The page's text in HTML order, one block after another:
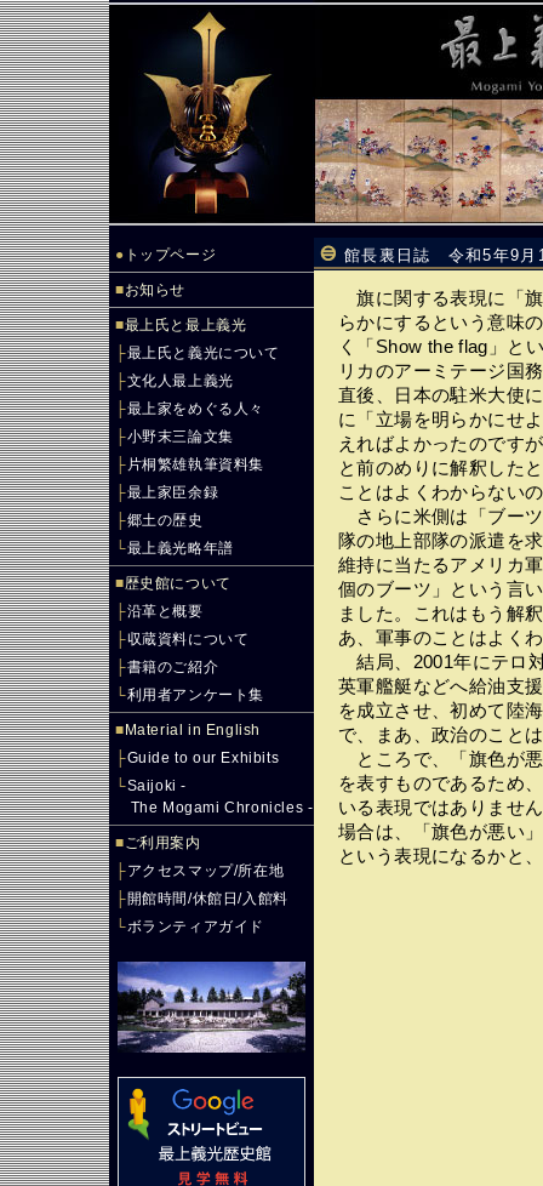
● トップページ
■お知らせ
■最上氏と最上義光
├最上氏と義光について
├文化人最上義光
├最上家をめぐる人々
├小野末三論文集
├ 片桐繁雄執筆資料集
├最上家臣余録
├郷土の歴史
└最上義光略年譜
■歴史館について
├沿革と概要
├収蔵資料について
├書籍のご紹介
└利用者アンケート集
■ Material in English
├Guide to our Exhibits
└Saijoki -
The Mogami Chronicles -
■ご利用案内
├アクセスマップ/所在地
├開館時間/休館日/入館料
└ボランティアガイド
館長裏日誌 令和5年9
旗に関する表現に「
らかにするという意味
く「Show the flag」と
リカのアーミテージ国
直後、日本の駐米大使
に「立場を明らかにせ
えればよかったのです
と前のめりに解釈した
ことはよくわからない
さらに米側は「ブー
隊の地上部隊の派遣を
維持に当たるアメリカ
個のブーツ」という言
ました。これはもう解
あ、軍事のことはよく
結局、2001年にテロ
英軍艦艇などへ給油支
を成立させ、初めて陸
で、まあ、政治のこと
ところで、「旗色が
を表すものであるため
いる表現ではありませ
場合は、「旗色が悪い
という表現になるかと